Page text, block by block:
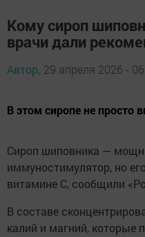
Кому сироп
врачи дали
Автор, 29 апреля 2026 -
В этом сиропе не просто
Сироп шиповника —
иммуностимулятор, но
витамине С, сообщили
В составе
калий и магний, которые